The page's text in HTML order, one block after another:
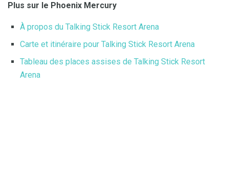
Plus sur le Phoenix Mercury
À propos du Talking Stick Resort Arena
Carte et itinéraire pour Talking Stick Resort Arena
Tableau des places assises de Talking Stick Resort
Arena